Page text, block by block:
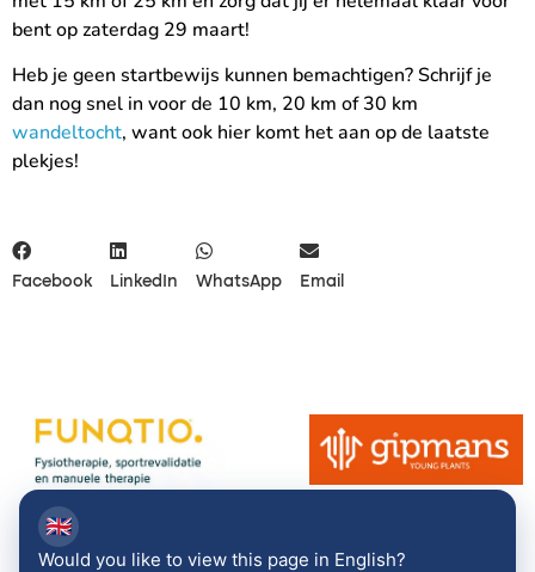
bent op zaterdag 29 maart!
Heb je geen startbewijs kunnen bemachtigen? Schrijf je
dan nog snel in voor de 10 km, 20 km of 30 km
wandeltocht, want ook hier komt het aan op de laatste
plekjes!
Facebook LinkedIn WhatsApp Email
🇬🇧
Would you like to view this page in English?